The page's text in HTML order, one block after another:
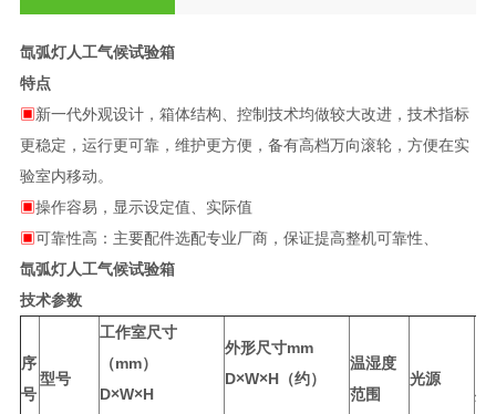
氙弧灯人工气候试验箱
特点
▣新一代外观设计，箱体结构、控制技术均做较大改进，技术指标
更稳定，运行更可靠，维护更方便，备有高档万向滚轮，方便在实
验室内移动。
▣操作容易，显示设定值、实际值
▣可靠性高：主要配件选配专业厂商，保证提高整机可靠性、
氙弧灯人工气候试验箱
技术参数
序
号
型号
工作室尺寸
（mm）
D×W×H
外形尺寸mm
D×W×H（约）
温湿度
范围
光源
共